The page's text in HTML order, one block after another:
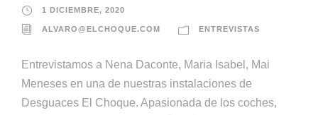
1 DICIEMBRE, 2020
ALVARO@ELCHOQUE.COM ENTREVISTAS
Entrevistamos a Nena Daconte, Maria Isabel, Mai
Meneses en una de nuestras instalaciones de
Desguaces El Choque. Apasionada de los coches,